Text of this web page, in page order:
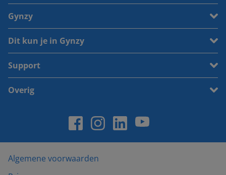
Gynzy
Dit kun je in Gynzy
Support
Overig
Algemene voorwaarden